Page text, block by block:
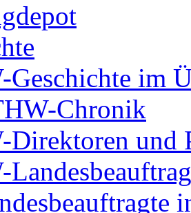
Geschichte im
Chronik
Direktoren und